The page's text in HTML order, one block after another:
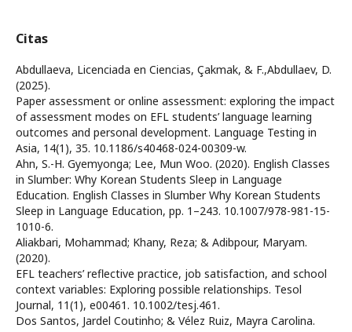
Citas
Abdullaeva, Licenciada en Ciencias, Çakmak, & F.,Abdullaev, D.
(2025).
Paper assessment or online assessment: exploring the impact
of assessment modes on EFL students’ language learning
outcomes and personal development. Language Testing in
Asia, 14(1), 35. 10.1186/s40468-024-00309-w.
Ahn, S.-H. Gyemyonga; Lee, Mun Woo. (2020). English Classes
in Slumber: Why Korean Students Sleep in Language
Education. English Classes in Slumber Why Korean Students
Sleep in Language Education, pp. 1–243. 10.1007/978-981-15-
1010-6.
Aliakbari, Mohammad; Khany, Reza; & Adibpour, Maryam.
(2020).
EFL teachers’ reflective practice, job satisfaction, and school
context variables: Exploring possible relationships. Tesol
Journal, 11(1), e00461. 10.1002/tesj.461.
Dos Santos, Jardel Coutinho; & Vélez Ruiz, Mayra Carolina.